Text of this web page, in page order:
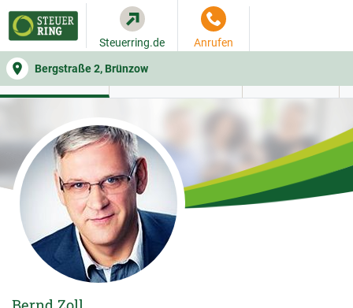
Bergstraße 2, Brünzow
Steuerring.de Anrufen
WER SIE BERÄT BEITRAGSRECHNER